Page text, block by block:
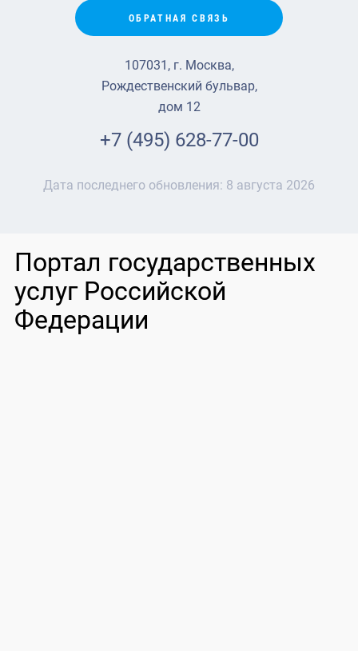
ОБРАТНАЯ СВЯЗЬ
107031, г. Москва,
Рождественский бульвар,
дом 12
+7 (495) 628-77-00
Дата последнего обновления: 8 августа 2026
Портал государственных
услуг Российской
Федерации